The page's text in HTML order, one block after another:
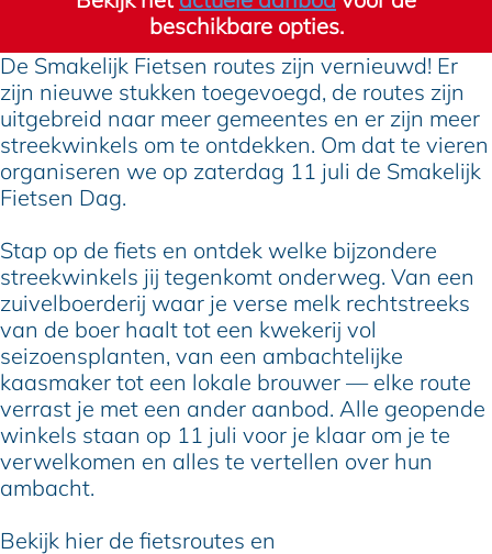
k
F
i
e
t
s
e
a
g
k
F
i
e
t
s
n
d
a
g
beschikbare opties.
De Smakelijk Fietsen routes zijn vernieuwd! Er
zijn nieuwe stukken toegevoegd, de routes zijn
uitgebreid naar meer gemeentes en er zijn meer
streekwinkels om te ontdekken. Om dat te vieren
organiseren we op zaterdag 11 juli de Smakelijk
Fietsen Dag.
Stap op de fiets en ontdek welke bijzondere
streekwinkels jij tegenkomt onderweg. Van een
zuivelboerderij waar je verse melk rechtstreeks
van de boer haalt tot een kwekerij vol
seizoensplanten, van een ambachtelijke
kaasmaker tot een lokale brouwer — elke route
verrast je met een ander aanbod. Alle geopende
winkels staan op 11 juli voor je klaar om je te
verwelkomen en alles te vertellen over hun
ambacht.
Bekijk hier de fietsroutes en